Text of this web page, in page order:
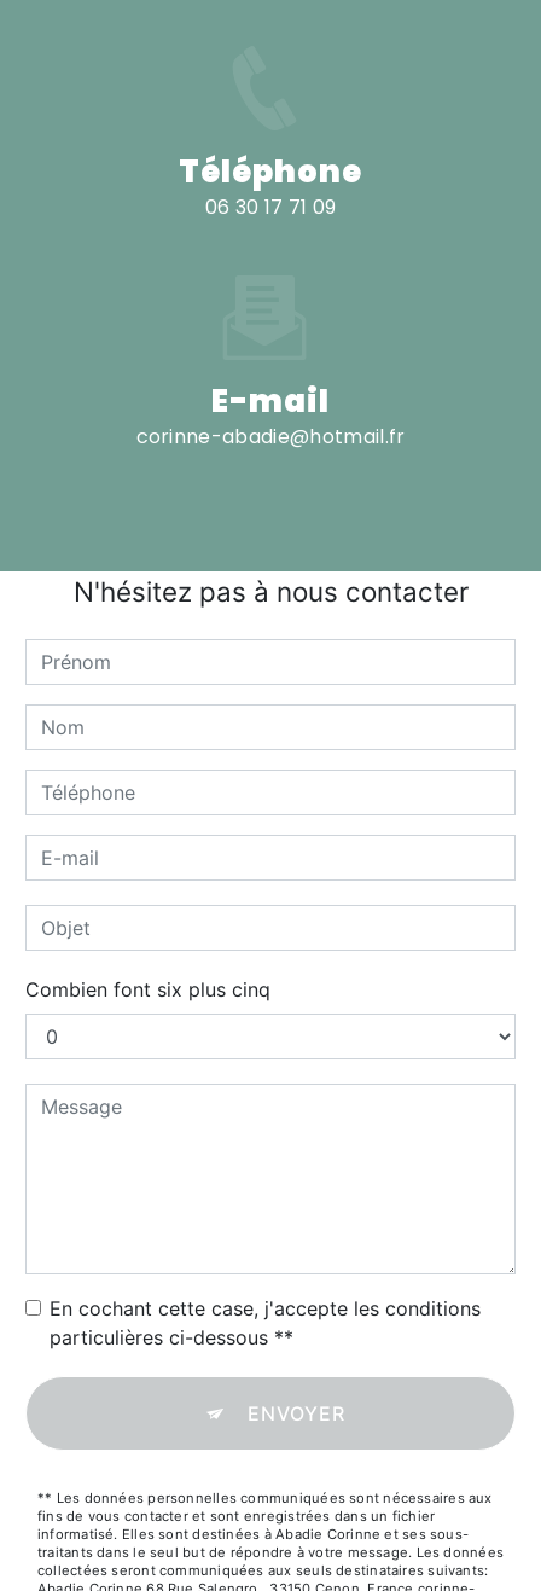
Téléphone
06 30 17 71 09
E-mail
corinne-abadie@hotmail.fr
N'hésitez pas à nous contacter
Combien font six plus cinq
En cochant cette case, j'accepte les conditions
particulières ci-dessous **
ENVOYER
** Les données personnelles communiquées sont nécessaires aux
fins de vous contacter et sont enregistrées dans un fichier
informatisé. Elles sont destinées à Abadie Corinne et ses sous-
traitants dans le seul but de répondre à votre message. Les données
collectées seront communiquées aux seuls destinataires suivants: